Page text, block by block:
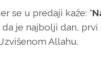
se u predaji kaže: "
je najbolji dan,
Allahu.